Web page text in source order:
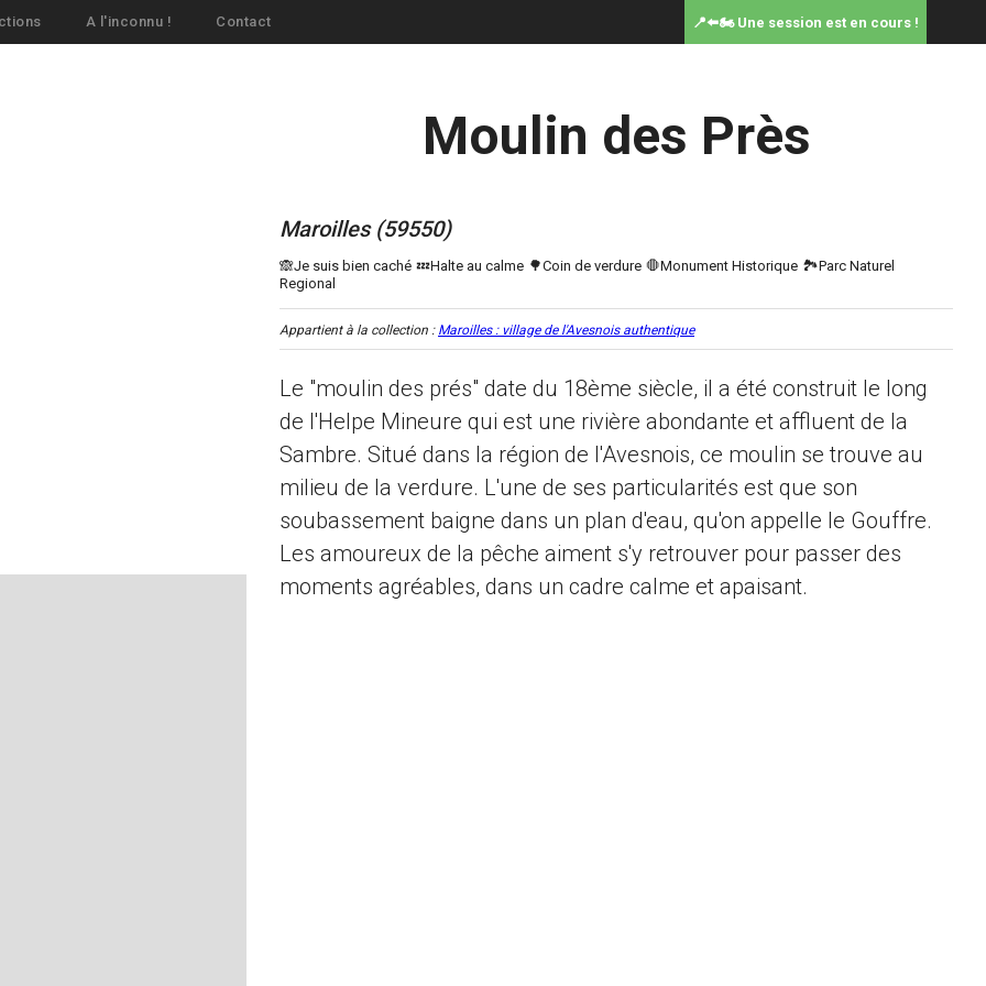
A l'inconnu ! Contact 📍⬅️🏍️ Une session est en cours !
Moulin des Près
Maroilles (59550)
Appartient à la collection : Maroilles : village de l'Avesnois authentique
Le "moulin des prés" date du 18ème siècle, il a été construit le long
de l'Helpe Mineure qui est une rivière abondante et affluent de la
Sambre. Situé dans la région de l'Avesnois, ce moulin se trouve au
milieu de la verdure. L'une de ses particularités est que son
soubassement baigne dans un plan d'eau, qu'on appelle le Gouffre.
Les amoureux de la pêche aiment s'y retrouver pour passer des
moments agréables, dans un cadre calme et apaisant.